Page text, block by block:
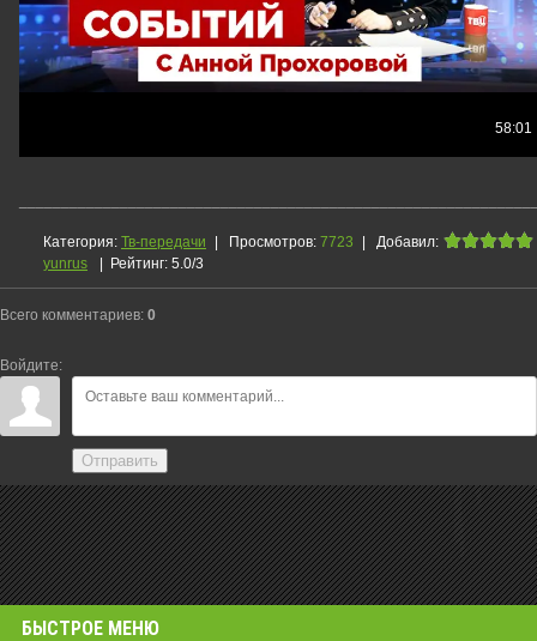
Категория: Тв-передачи | Просмотров: 7723 | Добавил:
yunrus
| Рейтинг: 5.0/3
Всего комментариев: 0
Войдите:
Отправить
БЫСТРОЕ МЕНЮ